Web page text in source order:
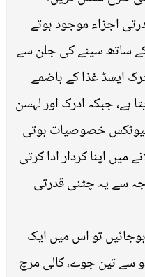
اجزاء موجود ہوتے
ساتھ سینے کی جلن سے
ایسڈ غذا کے ہاضمے
ہے، جبکہ ادرک اور لہسن
خصوصیات ہوتی
اپنا کردار ادا کرتی
سے یہ چٹنی قدرتی
تو اس میں ایک
سے تین جوے، کالی مرچ